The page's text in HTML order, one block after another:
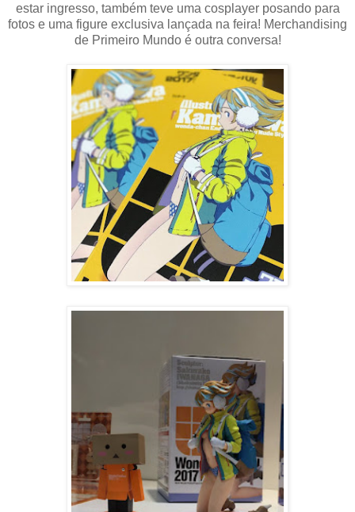
estar ingresso, também teve uma cosplayer posando para
fotos e uma figure exclusiva lançada na feira! Merchandising
de Primeiro Mundo é outra conversa!